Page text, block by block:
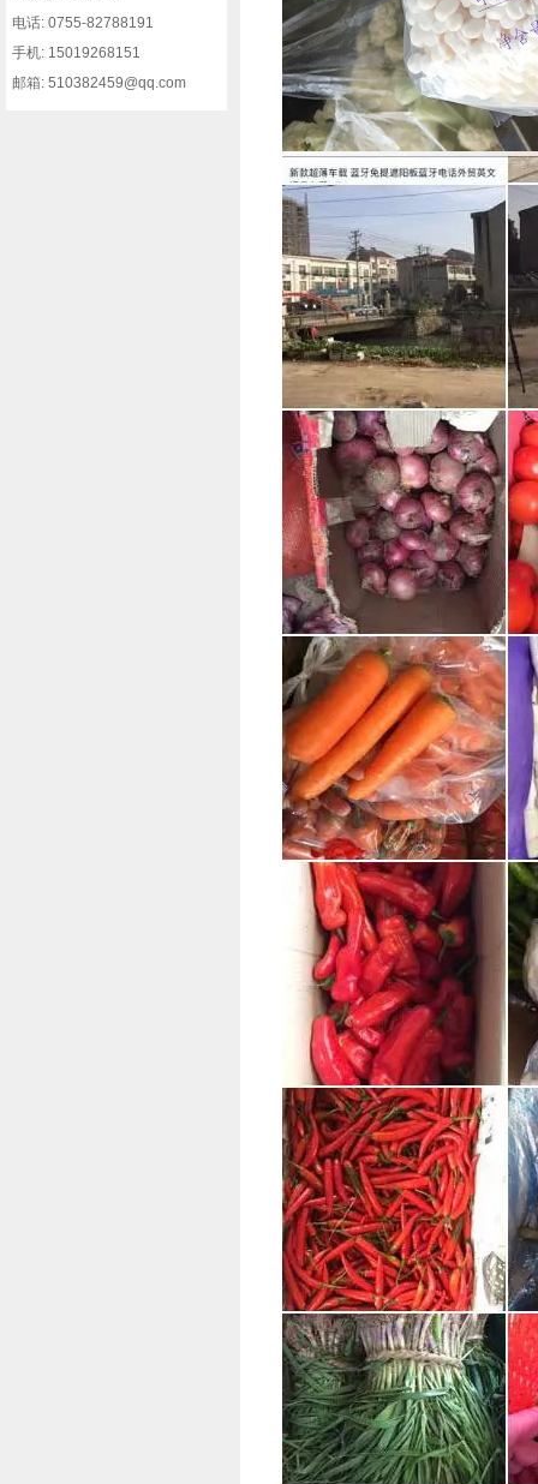
电话: 0755-82788191
手机: 15019268151
邮箱: 510382459@qq.com